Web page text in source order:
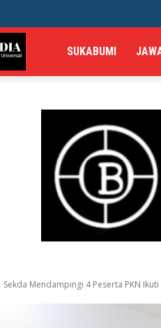
SUKABUMI
Sekda Mendampingi 4 Peserta PKN